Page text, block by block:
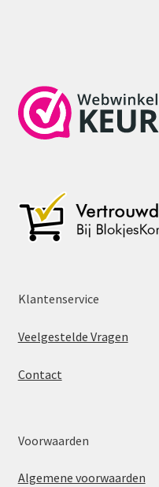
Klantenservice
Veelgestelde Vragen
Contact
Voorwaarden
Algemene voorwaarden